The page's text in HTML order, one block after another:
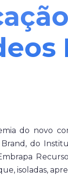
do novo
do
isoladas,